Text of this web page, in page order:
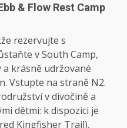
& Flow Rest Camp
rezervujte s
v South Camp,
krásně udržované
Vstupte na straně N2.
v divočině a
dětmi: k dispozici je
Kingfisher Trail).